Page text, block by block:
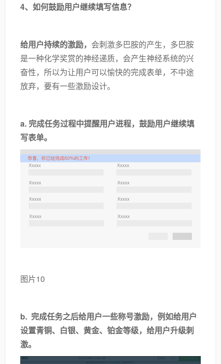
4、如何鼓励用户继续填写信息？
给用户持续的激励， 会刺激多巴胺的产生，多巴胺
是一种化学奖赏的神经递质，会产生神经系统的兴
奋性，所以为让用户可以愉快的完成表单，不中途
放弃，要有一些激励设计。
a. 完成任务过程中提醒用户进程，鼓励用户继续填
写表单。
图片10
b. 完成任务之后给用户一些称号激励，例如给用户
设置青铜、白银、黄金、铂金等级，给用户升级刺
激。